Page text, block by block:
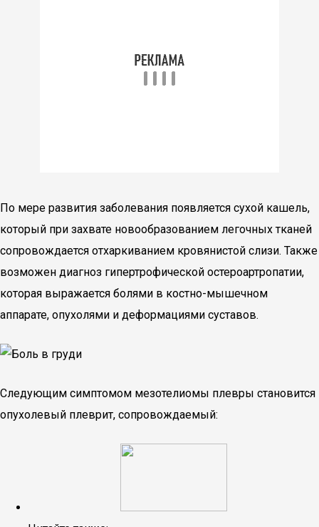
По мере развития заболевания появляется сухой кашель,
который при захвате новообразованием легочных тканей
сопровождается отхаркиванием кровянистой слизи. Также
возможен диагноз гипертрофической остероартропатии,
которая выражается болями в костно-мышечном
аппарате, опухолями и деформациями суставов.
Следующим симптомом мезотелиомы плевры становится
опухолевый плеврит, сопровождаемый: